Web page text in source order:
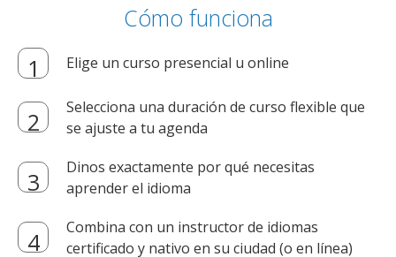
Cómo funciona
Elige un curso presencial u online
Selecciona una duración de curso flexible que
se ajuste a tu agenda
Dinos exactamente por qué necesitas
aprender el idioma
Combina con un instructor de idiomas
certificado y nativo en su ciudad (o en línea)